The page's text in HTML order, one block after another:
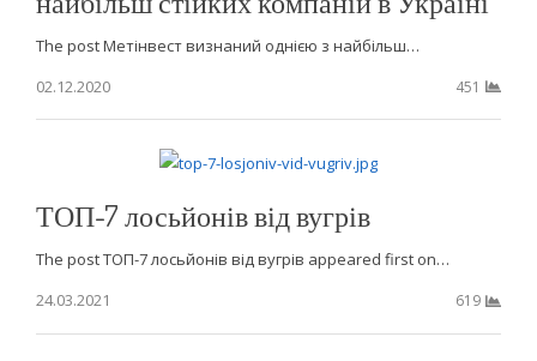
The post Метінвест визнаний однією з найбільш…
02.12.2020
451
ТОП-7 лосьйонів від вугрів
The post ТОП-7 лосьйонів від вугрів appeared first on…
24.03.2021
619